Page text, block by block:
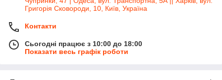
Григорія Сковороди, 10, Київ, Україна
Контакти
Сьогодні працює з 10:00 до 18:00
Показати весь графік роботи